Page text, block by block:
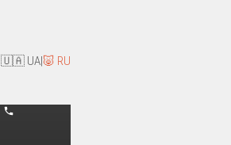
🇺🇦 UA|🐷 RU